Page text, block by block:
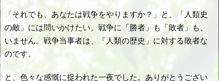
「それでも、あなたは戦争をやりますか？」と、「人類史
の敵」には問いかけたい。戦争に「勝者」も「敗者」も、
いません。戦争当事者は、「人類の歴史」に対する敗者な
のです。
と、色々な感慨に捉われた一夜でした。ありがとうござい